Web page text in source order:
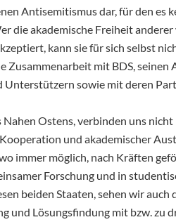
Antisemitismus dar, für den es
die akademische Freiheit
kann sie für sich selbst
Zusammenarbeit mit BDS, seinen
sowie mit deren
Ostens, verbinden uns nicht
und akademischer
immer möglich, nach Kräften
Forschung und in
beiden Staaten, sehen wir
und Lösungsfindung mit bzw. zu